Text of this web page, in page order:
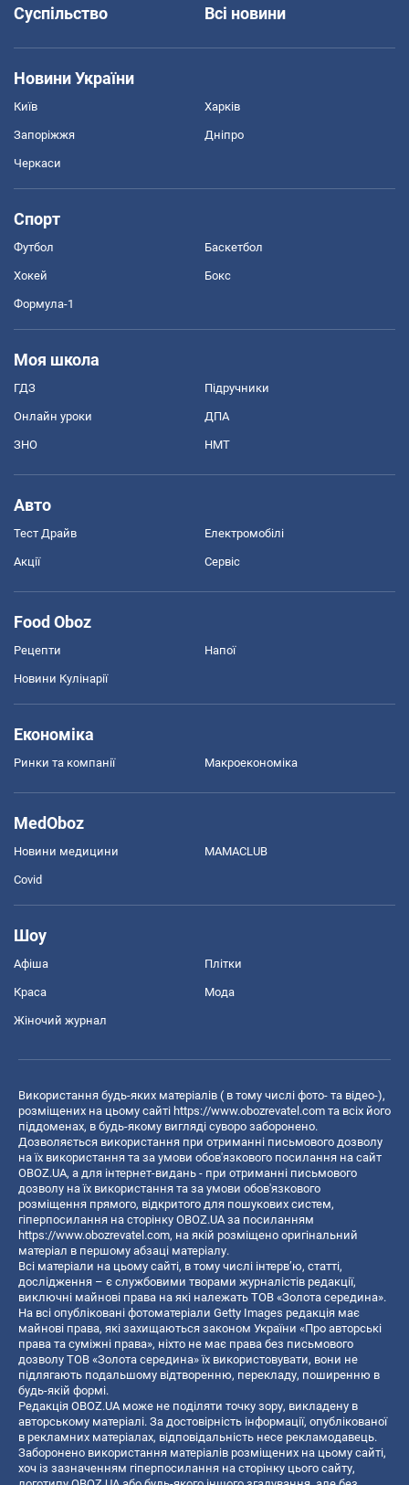
Суспільство
Всі новини
Новини України
Київ Харків
Запоріжжя Дніпро
Черкаси
Спорт
Футбол Баскетбол
Хокей Бокс
Формула-1
Моя школа
ГДЗ Підручники
Онлайн уроки ДПА
ЗНО НМТ
Авто
Тест Драйв Електромобілі
Акції Сервіс
Food Oboz
Рецепти Напої
Новини Кулінарії
Економіка
Ринки та компанії Макроекономіка
MedOboz
Новини медицини MAMACLUB
Covid
Шоу
Афіша Плітки
Краса Мода
Жіночий журнал
Використання будь-яких матеріалів ( в тому числі фото- та відео-),
розміщених на цьому сайті https://www.obozrevatel.com та всіх його
піддоменах, в будь-якому вигляді суворо заборонено.
Дозволяється використання при отриманні письмового дозволу
на їх використання та за умови обов'язкового посилання на сайт
OBOZ.UA, а для інтернет-видань - при отриманні письмового
дозволу на їх використання та за умови обов'язкового
розміщення прямого, відкритого для пошукових систем,
гіперпосилання на сторінку OBOZ.UA за посиланням
https://www.obozrevatel.com, на якій розміщено оригінальний
матеріал в першому абзаці матеріалу.
Всі матеріали на цьому сайті, в тому числі інтерв’ю, статті,
дослідження – є службовими творами журналістів редакції,
виключні майнові права на які належать ТОВ «Золота середина».
На всі опубліковані фотоматеріали Getty Images редакція має
майнові права, які захищаються законом України «Про авторські
права та суміжні права», ніхто не має права без письмового
дозволу ТОВ «Золота середина» їх використовувати, вони не
підлягають подальшому відтворенню, перекладу, поширенню в
будь-якій формі.
Редакція OBOZ.UA може не поділяти точку зору, викладену в
авторському матеріалі. За достовірність інформації, опублікованої
в рекламних матеріалах, відповідальність несе рекламодавець.
Заборонено використання матеріалів розміщених на цьому сайті,
хоч із зазначенням гіперпосилання на сторінку цього сайту,